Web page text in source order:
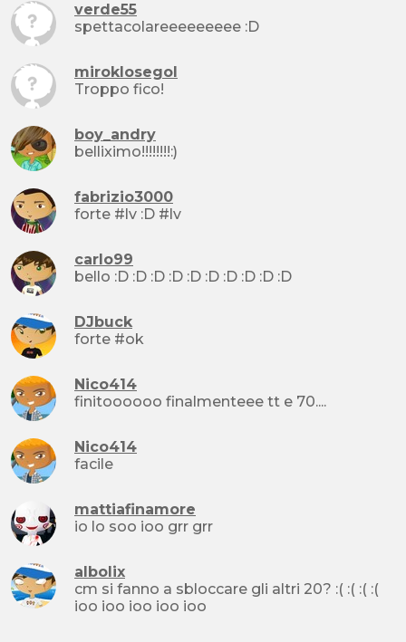
verde55
spettacolareeeeeeeee :D
miroklosegol
Troppo fico!
boy_andry
belliximo!!!!!!!!:)
fabrizio3000
forte #lv :D #lv
carlo99
bello :D :D :D :D :D :D :D :D :D :D
DJbuck
forte #ok
Nico414
finitoooooo finalmenteee tt e 70....
Nico414
facile
mattiafinamore
io lo soo ioo grr grr
albolix
cm si fanno a sbloccare gli altri 20? :( :( :( :(
ioo ioo ioo ioo ioo